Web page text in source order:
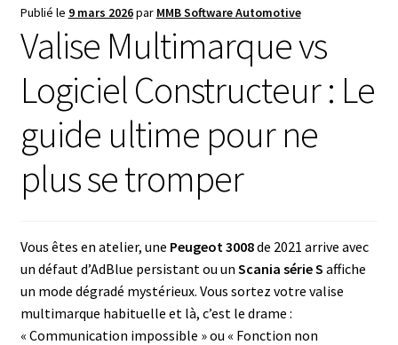
NEWS
MON COMPTE
PANIER
BLOG
Publié le 9 mars 2026par MMB Software Automotive
Valise Multimarque vs
Logiciel Constructeur : Le
guide ultime pour ne
plus se tromper
Vous êtes en atelier, une Peugeot 3008de 2021 arrive avec
un défaut d’AdBlue persistant ou un Scania série S affiche
un mode dégradé mystérieux. Vous sortez votre valise
multimarque habituelle et là, c’est le drame :
« Communication impossible » ou « Fonction non